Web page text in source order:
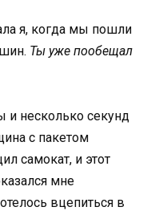
я, когда мы пошли
Ты уже пообещал
и несколько секунд
с пакетом
самокат, и этот
мне
вцепиться в